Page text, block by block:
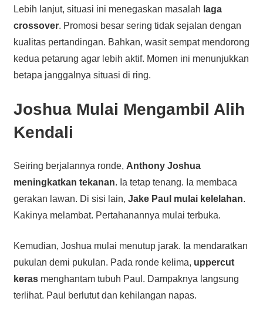
Lebih lanjut, situasi ini menegaskan masalah laga
crossover. Promosi besar sering tidak sejalan dengan
kualitas pertandingan. Bahkan, wasit sempat mendorong
kedua petarung agar lebih aktif. Momen ini menunjukkan
betapa janggalnya situasi di ring.
Joshua Mulai Mengambil Alih
Kendali
Seiring berjalannya ronde, Anthony Joshua
meningkatkan tekanan. Ia tetap tenang. Ia membaca
gerakan lawan. Di sisi lain, Jake Paul mulai kelelahan.
Kakinya melambat. Pertahanannya mulai terbuka.
Kemudian, Joshua mulai menutup jarak. Ia mendaratkan
pukulan demi pukulan. Pada ronde kelima, uppercut
kerasmenghantam tubuh Paul. Dampaknya langsung
terlihat. Paul berlutut dan kehilangan napas.